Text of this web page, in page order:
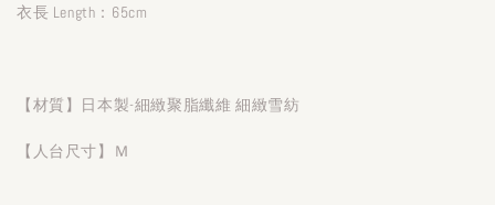
衣長 Length：65cm
【材質】日本製-細緻聚脂纖維 細緻雪紡
【人台尺寸】Ｍ